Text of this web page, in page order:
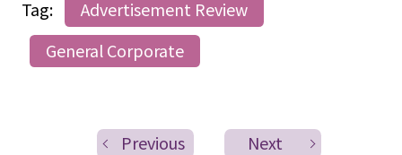
Tag:
Advertisement Review
General Corporate
Previous Next